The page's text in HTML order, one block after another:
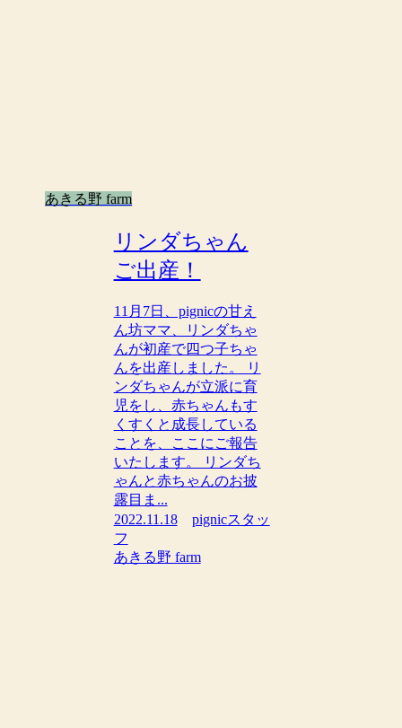
あきる野 farm
リンダちゃん
ご出産！
11月7日、pignicの甘え
ん坊ママ、リンダちゃ
んが初産で四つ子ちゃ
んを出産しました。 リ
ンダちゃんが立派に育
児をし、赤ちゃんもす
くすくと成長している
ことを、ここにご報告
いたします。 リンダち
ゃんと赤ちゃんのお披
露目ま...
2022.11.18
pignicスタッ
フ
あきる野 farm